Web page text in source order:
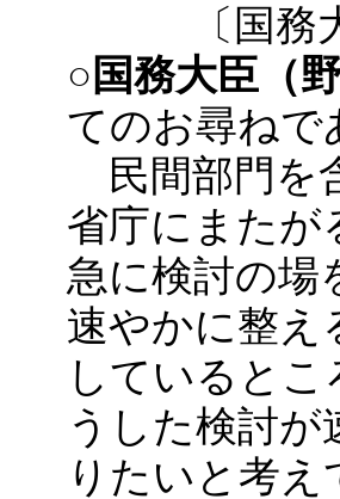
〔国務大
○国務大臣（
てのお尋ねで
民間部門を
省庁にまたが
急に検討の場
速やかに整え
していると
うした検討
りたいと考